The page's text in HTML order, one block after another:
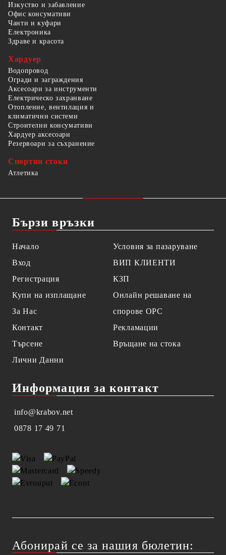
Изкуство и забавление
Офис консумативи
Чанти и куфари
Електроника
Здраве и красота
Хардуер
Водопровод
Огради и заграждения
Аксесоари за инструменти
Електрическо захранване
Отопление, вентилация и
климатични системи
Строителни консумативи
Хардуер аксесоари
Резервоари за съхранение
Спортни стоки
Атлетика
Бързи връзки
Начало
Вход
Регистрация
Купи на изплащане
За Нас
Контакт
Търсене
Лични Данни
Условия за пазаруване
ВИП КЛИЕНТИ
КЗП
Онлайн решаване на
спорове OPC
Рекламации
Връщане на стока
Информация за контакт
info@krabov.net
0878 17 49 71
Абонирай се за нашия бюлетин: